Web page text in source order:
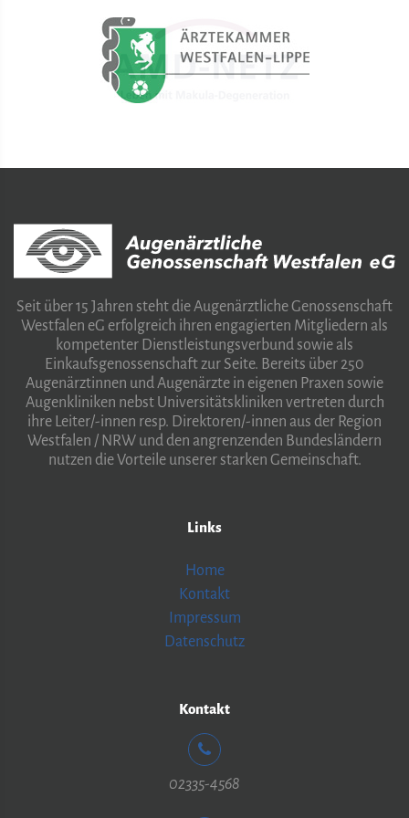
Seit über 15 Jahren steht die Augenärztliche Genossenschaft
Westfalen eG erfolgreich ihren engagierten Mitgliedern als
kompetenter Dienstleistungsverbund sowie als
Einkaufsgenossenschaft zur Seite. Bereits über 250
Augenärztinnen und Augenärzte in eigenen Praxen sowie
Augenkliniken nebst Universitätskliniken vertreten durch
ihre Leiter/-innen resp. Direktoren/-innen aus der Region
Westfalen / NRW und den angrenzenden Bundesländern
nutzen die Vorteile unserer starken Gemeinschaft.
Links
Home
Kontakt
Impressum
Datenschutz
Kontakt
02335-4568